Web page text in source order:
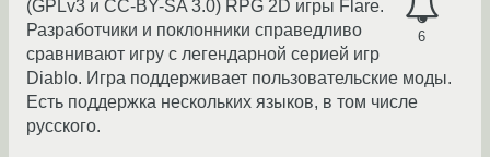
6
(GPLv3 и CC-BY-SA 3.0) RPG 2D игры Flare.
Разработчики и поклонники справедливо
сравнивают игру с легендарной серией игр
Diablo. Игра поддерживает пользовательские моды.
Есть поддержка нескольких языков, в том числе
русского.